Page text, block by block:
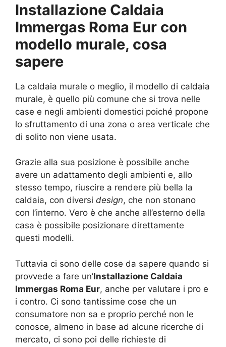
Installazione Caldaia
Immergas Roma Eur con
modello murale, cosa
sapere
La caldaia murale o meglio, il modello di caldaia
murale, è quello più comune che si trova nelle
case e negli ambienti domestici poiché propone
lo sfruttamento di una zona o area verticale che
di solito non viene usata.
Grazie alla sua posizione è possibile anche
avere un adattamento degli ambienti e, allo
stesso tempo, riuscire a rendere più bella la
caldaia, con diversi design, che non stonano
con l’interno. Vero è che anche all’esterno della
casa è possibile posizionare direttamente
questi modelli.
Tuttavia ci sono delle cose da sapere quando si
provvede a fare un’Installazione Caldaia
Immergas Roma Eur, anche per valutare i pro e
i contro. Ci sono tantissime cose che un
consumatore non sa e proprio perché non le
conosce, almeno in base ad alcune ricerche di
mercato, ci sono poi delle richieste di